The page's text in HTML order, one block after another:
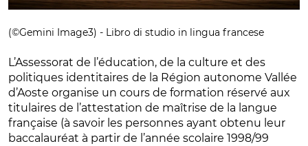
(©Gemini Image3) - Libro di studio in lingua francese
L’Assessorat de l’éducation, de la culture et des
politiques identitaires de la Région autonome Vallée
d’Aoste organise un cours de formation réservé aux
titulaires de l’attestation de maîtrise de la langue
française (à savoir les personnes ayant obtenu leur
baccalauréat à partir de l’année scolaire 1998/99